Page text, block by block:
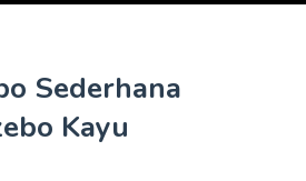
Sederhana
Kayu